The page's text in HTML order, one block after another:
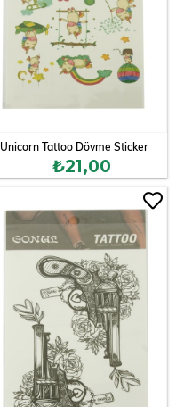
Unicorn Tattoo Dövme Sticker
₺21,00